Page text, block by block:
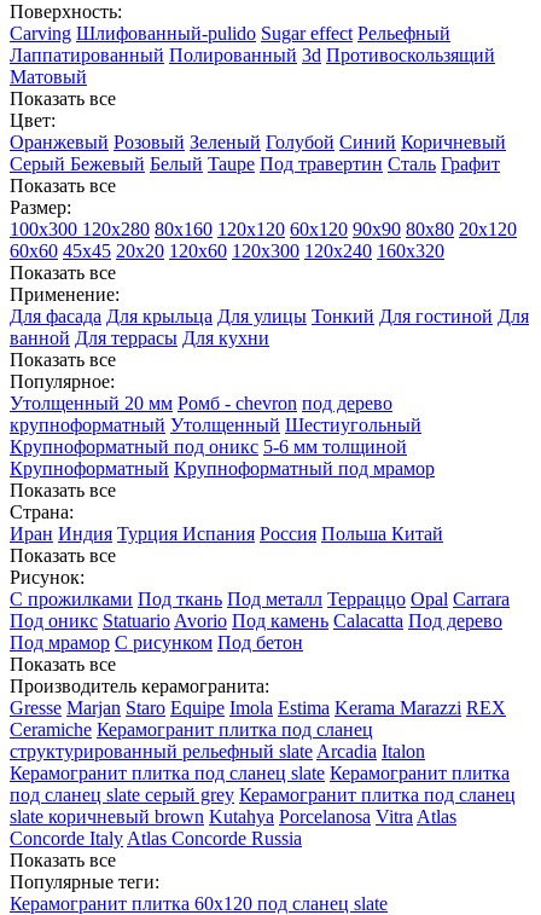
Поверхность:
Сarving Шлифованный-pulido Sugar effect Рельефный
Лаппатированный Полированный 3d Противоскользящий
Матовый
Показать все
Цвет:
Оранжевый Розовый Зеленый Голубой Синий Коричневый
Серый Бежевый Белый Taupe Под травертин Сталь Графит
Показать все
Размер:
100х300 120х280 80х160 120х120 60х120 90х90 80х80 20х120
60х60 45х45 20х20 120х60 120х300 120х240 160х320
Показать все
Применение:
Для фасада Для крыльца Для улицы Тонкий Для гостиной Для
ванной Для террасы Для кухни
Показать все
Популярное:
Утолщенный 20 мм Ромб - chevron под дерево
крупноформатный Утолщенный Шестиугольный
Крупноформатный под оникс 5-6 мм толщиной
Крупноформатный Крупноформатный под мрамор
Показать все
Страна:
Иран Индия Турция Испания Россия Польша Китай
Показать все
Рисунок:
С прожилками Под ткань Под металл Терраццо Opal Carrara
Под оникс Statuario Avorio Под камень Calacatta Под дерево
Под мрамор С рисунком Под бетон
Показать все
Производитель керамогранита:
Gresse Marjan Staro Equipe Imola Estima Kerama Marazzi REX
Ceramiche Керамогранит плитка под сланец
структурированный рельефный slate Arcadia Italon
Керамогранит плитка под сланец slate Керамогранит плитка
под сланец slate серый grey Керамогранит плитка под сланец
slate коричневый brown Kutahya Porcelanosa Vitra Atlas
Concorde Italy Atlas Concorde Russia
Показать все
Популярные теги:
Керамогранит плитка 60х120 под сланец slate